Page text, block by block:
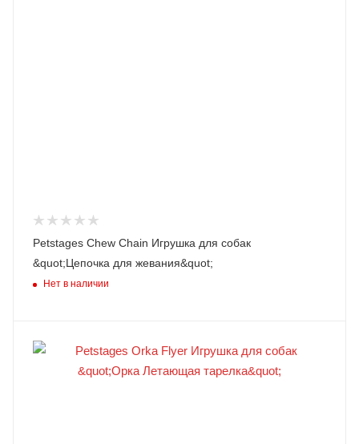
Petstages Chew Chain Игрушка для собак
&quot;Цепочка для жевания&quot;
Нет в наличии